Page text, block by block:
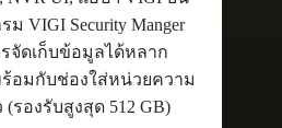
VIGI Security Manger
จัดเก็บข้อมูลได้หลาก
อมกับช่องใส่หน่วยความ
(รองรับสูงสุด 512 GB)